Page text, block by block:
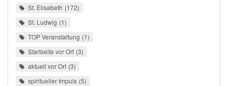
St. Elisabeth 172
St. Ludwig 1
TOP Veranstaltung 1
Startseite vor Ort 3
aktuell vor Ort 3
spiritueller Impuls 5